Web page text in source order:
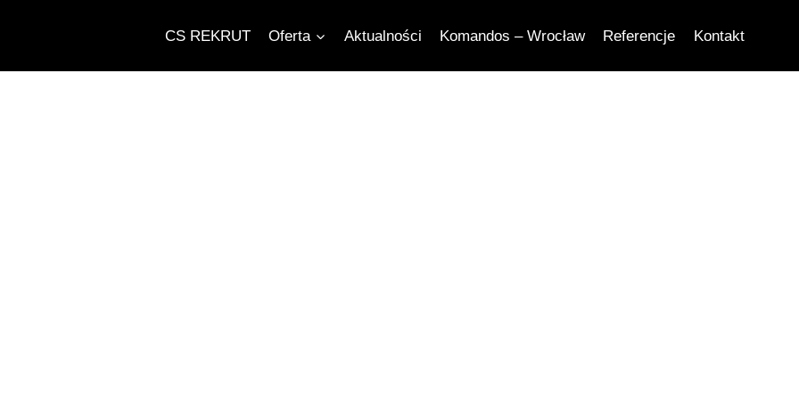
CS REKRUT Oferta Aktualności Komandos – Wrocław Referencje Kontakt